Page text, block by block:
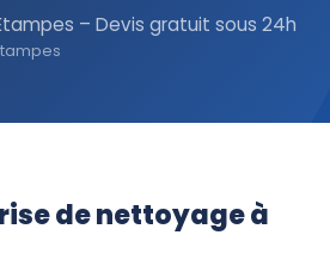
– Devis gratuit sous 24h
de nettoyage à